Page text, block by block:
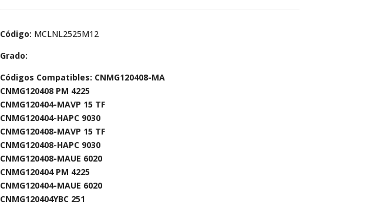
Código: MCLNL2525M12
Grado:
Códigos Compatibles: CNMG120408-MA
CNMG120408 PM 4225
CNMG120404-MAVP 15 TF
CNMG120404-HAPC 9030
CNMG120408-MAVP 15 TF
CNMG120408-HAPC 9030
CNMG120408-MAUE 6020
CNMG120404 PM 4225
CNMG120404-MAUE 6020
CNMG120404YBC 251